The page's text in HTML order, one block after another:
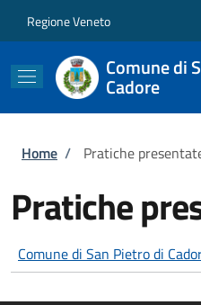
Regione Veneto
Comune di
Cadore
Briciole di
Home / Pratiche
Pratiche
Comune di San Pietro di